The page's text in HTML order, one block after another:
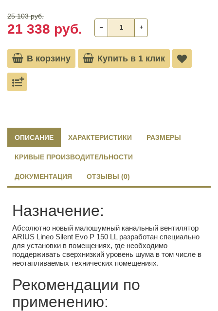
25 103 руб.
21 338 руб. ‒ +
В корзину Купить в 1 клик
ОПИСАНИЕ ХАРАКТЕРИСТИКИ РАЗМЕРЫ
КРИВЫЕ ПРОИЗВОДИТЕЛЬНОСТИ
ДОКУМЕНТАЦИЯ ОТЗЫВЫ (0)
Назначение:
Абсолютно новый малошумный канальный вентилятор
ARIUS Lineo Silent Evo P 150 LL разработан специально
для установки в помещениях, где необходимо
поддерживать сверхнизкий уровень шума в том числе в
неотапливаемых технических помещениях.
Рекомендации по
применению: